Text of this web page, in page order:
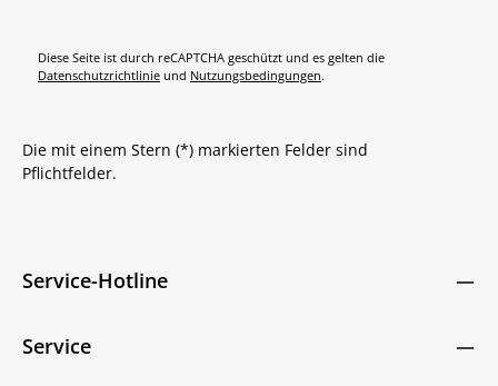
Diese Seite ist durch reCAPTCHA geschützt und es gelten die
Datenschutzrichtlinie und Nutzungsbedingungen.
Die mit einem Stern (*) markierten Felder sind
Pflichtfelder.
Service-Hotline
Service